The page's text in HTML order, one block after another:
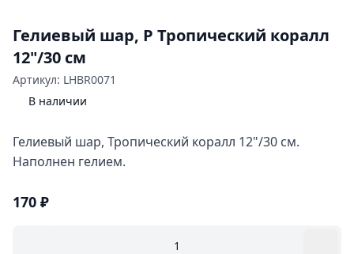
Гелиевый шар, Р Тропический коралл
12"/30 см
Артикул: LHBR0071
В наличии
Гелиевый шар, Тропический коралл 12"/30 см.
Наполнен гелием.
170 ₽
1